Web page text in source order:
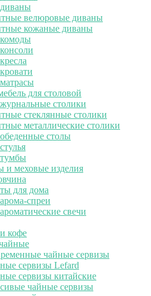
велюровые диваны
кожаные диваны
для столовой
столики
стеклянные столики
металлические столики
столы
меховые изделия
для дома
спреи
свечи
кофе
чайные сервизы
сервизы Lefard
сервизы китайские
чайные сервизы